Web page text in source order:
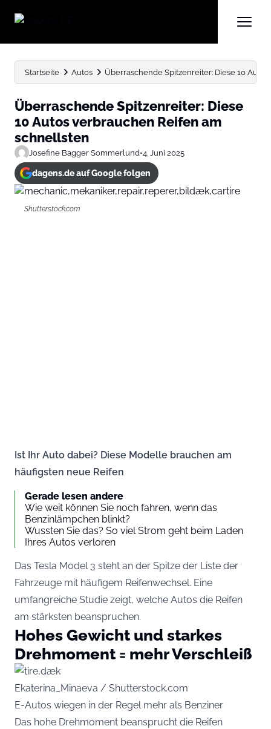
Startseite Autos Überraschende Spitzenreiter: Diese 10
Überraschende Spitzenreiter: Diese
10 Autos verbrauchen Reifen am
schnellsten
Josefine Bagger Sommerlund•4. Juni 2025
dagens.de auf Google folgen
Shutterstock.com
Ist Ihr Auto dabei? Diese Modelle brauchen am
häufigsten neue Reifen
Gerade lesen andere
Wie weit können Sie noch fahren, wenn das
Benzinlämpchen blinkt?
Wussten Sie das? So viel Strom geht beim Laden
Ihres Autos verloren
Das Tesla Model 3 steht an der Spitze der Liste der
Fahrzeuge mit häufigem Reifenwechsel. Eine
umfangreiche Studie zeigt, welche Autos die Reifen
am stärksten beanspruchen.
Hohes Gewicht und starkes
Drehmoment = mehr Verschleiß
Ekaterina_Minaeva / Shutterstock.com
E-Autos wiegen in der Regel mehr als Benziner
Das hohe Drehmoment beansprucht die Reifen